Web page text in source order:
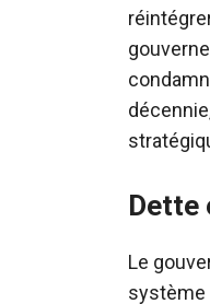
Dette
Le
système